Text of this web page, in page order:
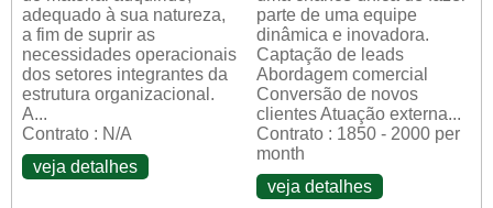
adequado à sua natureza,
a fim de suprir as
necessidades operacionais
dos setores integrantes da
estrutura organizacional.
A...
Contrato : N/A
veja detalhes
parte de uma equipe
dinâmica e inovadora.
Captação de leads
Abordagem comercial
Conversão de novos
clientes Atuação externa...
Contrato : 1850 - 2000 per
month
veja detalhes